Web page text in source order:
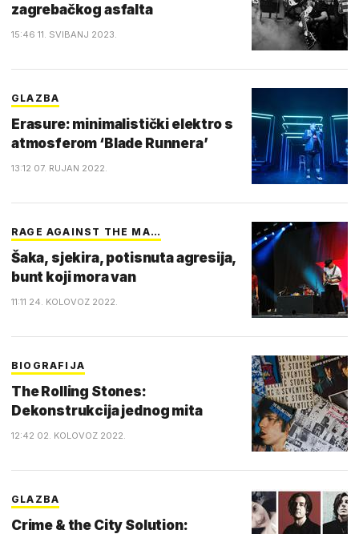
zagrebačkog asfalta
15:46 11. SVIBANJ 2023.
GLAZBA
Erasure: minimalistički elektro s
atmosferom ‘Blade Runnera’
13:12 07. RUJAN 2022.
RAGE AGAINST THE MA…
Šaka, sjekira, potisnuta agresija,
bunt koji mora van
11:11 24. KOLOVOZ 2022.
BIOGRAFIJA
The Rolling Stones:
Dekonstrukcija jednog mita
12:42 02. KOLOVOZ 2022.
GLAZBA
Crime & the City Solution: